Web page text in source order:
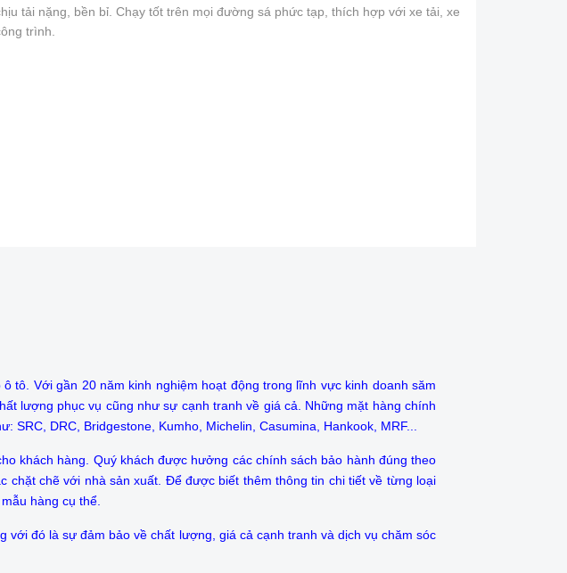
tải nặng, bền bỉ. Chạy tốt trên mọi đường sá phức tạp, thích hợp với xe tải, xe
trình.
tô. Với gần 20 năm kinh nghiệm hoạt động trong lĩnh vực kinh doanh săm
lượng phục vụ cũng như sự cạnh tranh về giá cả. Những mặt hàng chính
DRC, Bridgestone, Kumho, Michelin, Casumina, Hankook, MRF...
khách hàng. Quý khách được hưởng các chính sách bảo hành đúng theo
chẽ với nhà sản xuất. Để được biết thêm thông tin chi tiết về từng loại
hàng cụ thể.
đó là sự đảm bảo về chất lượng, giá cả cạnh tranh và dịch vụ chăm sóc